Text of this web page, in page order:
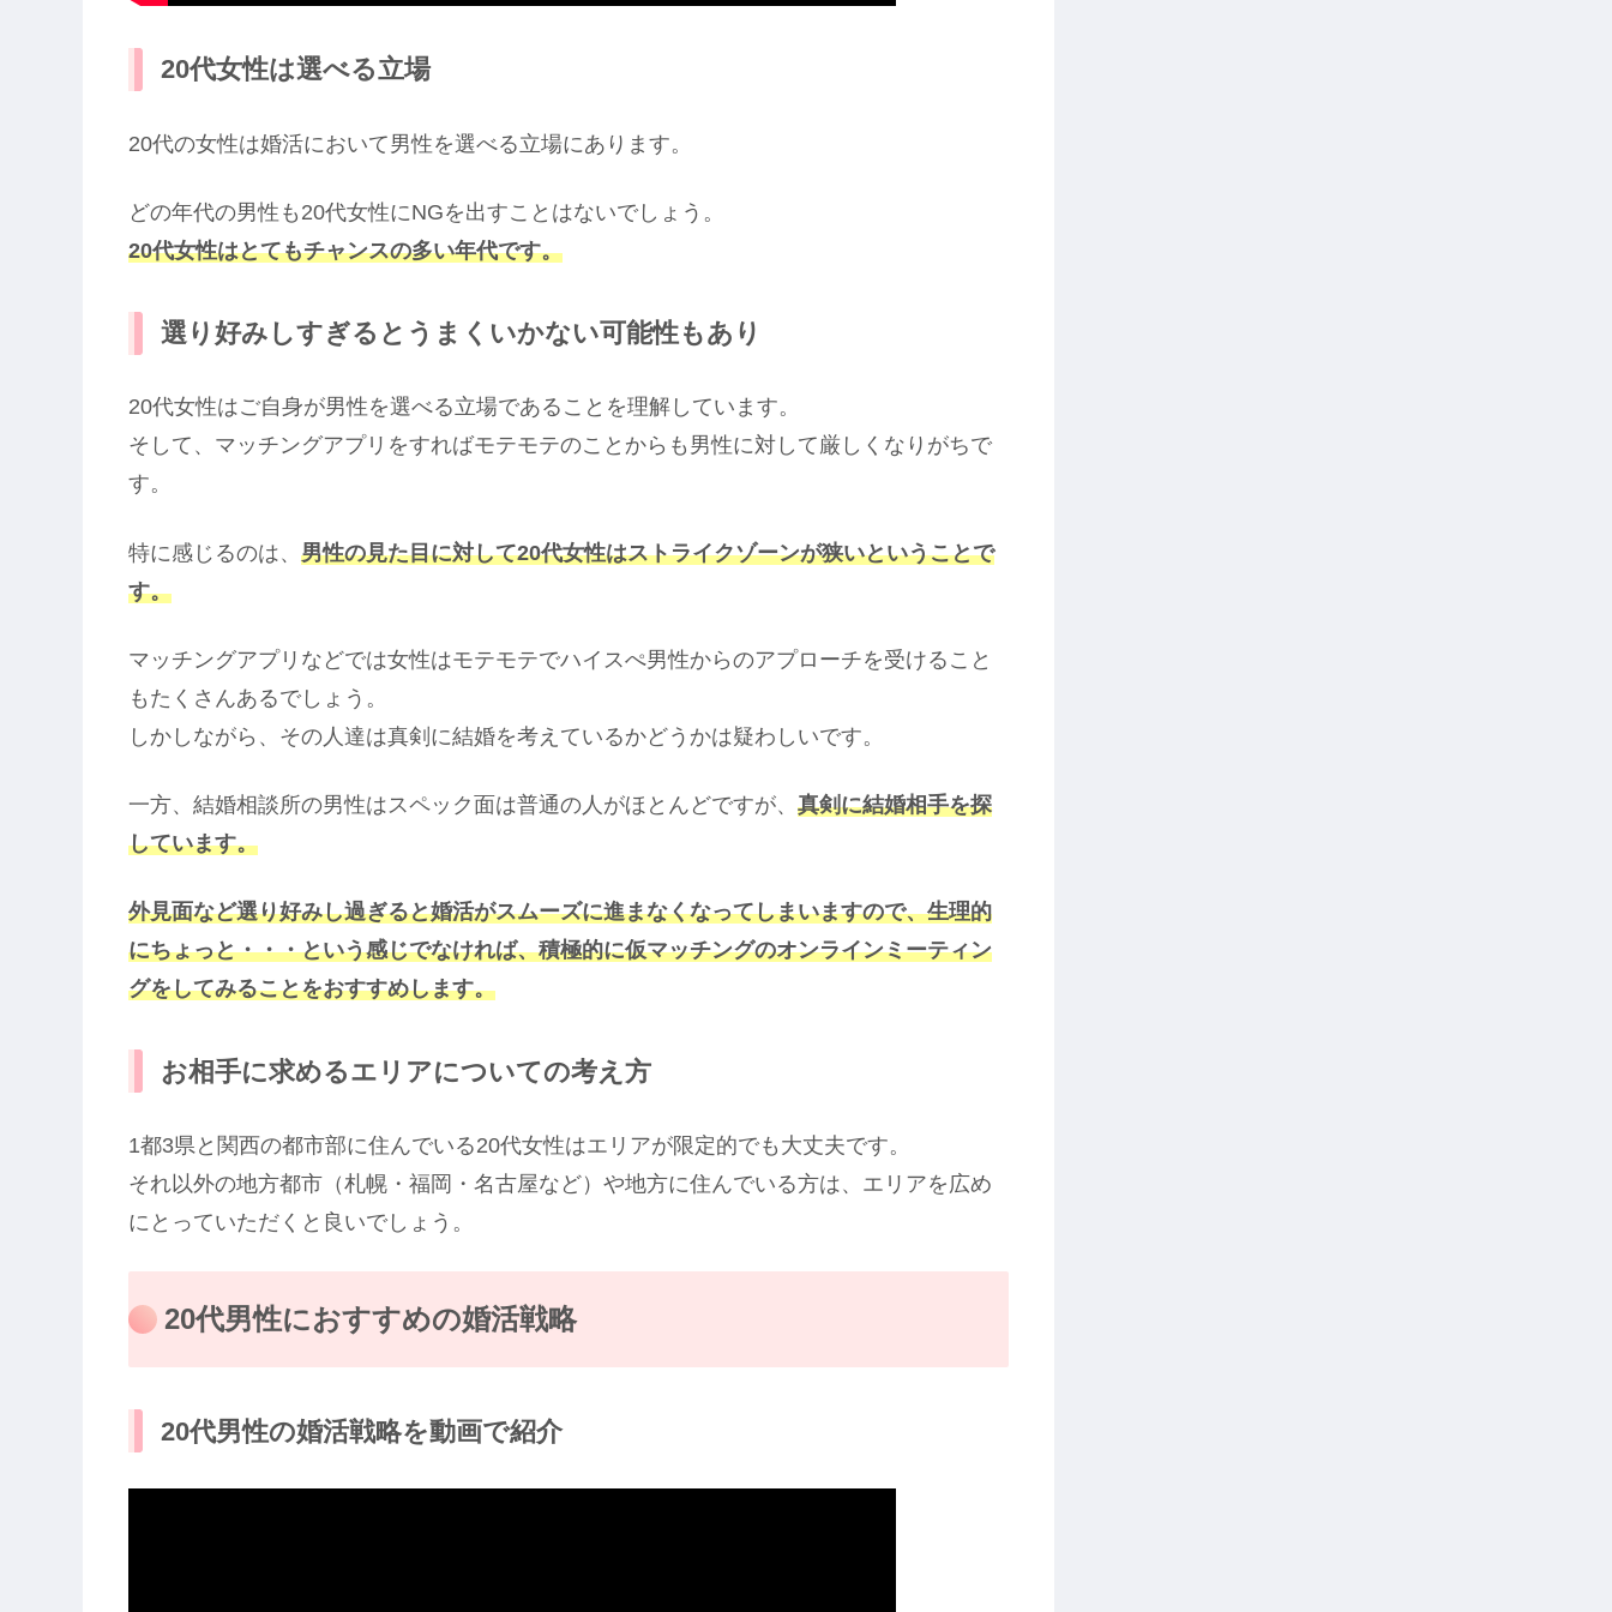
20代女性は選べる立場
20代の女性は婚活において男性を選べる立場にあります。
どの年代の男性も20代女性にNGを出すことはないでしょう。
20代女性はとてもチャンスの多い年代です。
選り好みしすぎるとうまくいかない可能性もあり
20代女性はご自身が男性を選べる立場であることを理解しています。
そして、マッチングアプリをすればモテモテのことからも男性に対して厳しくなりがちで
す。
特に感じるのは、 男性の見た目に対して20代女性はストライクゾーンが狭いということで
す。
マッチングアプリなどでは女性はモテモテでハイスぺ男性からのアプローチを受けること
もたくさんあるでしょう。
しかしながら、その人達は真剣に結婚を考えているかどうかは疑わしいです。
一方、結婚相談所の男性はスペック面は普通の人がほとんどですが、 真剣に結婚相手を探
しています。
外見面など選り好みし過ぎると婚活がスムーズに進まなくなってしまいますので、生理的
にちょっと・・・という感じでなければ、積極的に仮マッチングのオンラインミーティン
グをしてみることをおすすめします。
お相手に求めるエリアについての考え方
1都3県と関西の都市部に住んでいる20代女性はエリアが限定的でも大丈夫です。
それ以外の地方都市（札幌・福岡・名古屋など）や地方に住んでいる方は、エリアを広め
にとっていただくと良いでしょう。
20代男性におすすめの婚活戦略
20代男性の婚活戦略を動画で紹介